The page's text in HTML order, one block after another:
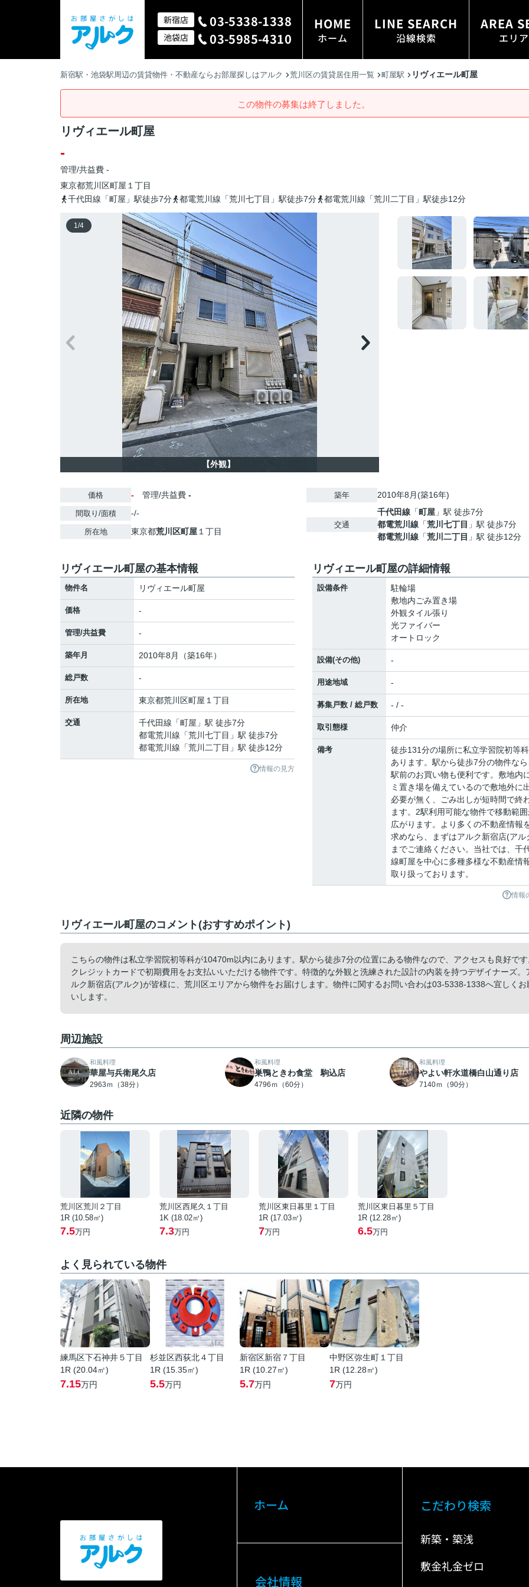
新宿店 03-5338-1338
池袋店 03-5985-4310
HOME
ホーム
LINE SEARCH
沿線検索
AREA
エリ
新宿駅・池袋駅周辺の賃貸物件・不動産ならお部屋探しはアルク 荒川区の賃貸居住用一覧 町屋駅 リヴィエール町屋
この物件の募集は終了しました。
リヴィエール町屋
-
管理/共益費 -
東京都荒川区町屋 １丁目
千代田線「町屋」駅徒歩7分
都電荒川線「荒川七丁目」駅徒歩7分 都電荒川線「荒川二丁目」駅徒歩12分
1/4
【外観】
価格 - 管理/共益費 -
間取り/面積 -/-
所在地 東京都荒川区町屋 １丁目
築年 2010年8月(築16年)
交通
千代田線 「町屋 」駅 徒歩7分
都電荒川線 「荒川七丁目 」駅 徒歩7分
都電荒川線 「荒川二丁目 」駅 徒歩12分
リヴィエール町屋の基本情報
物件名 リヴィエール町屋
価格 -
管理/共益費 -
築年月 2010年8月（築16年）
総戸数 -
所在地 東京都荒川区町屋 １丁目
交通 千代田線 「町屋 」駅 徒歩7分
都電荒川線 「荒川七丁目 」駅 徒歩7分
都電荒川線 「荒川二丁目 」駅 徒歩12分
情報の見方
リヴィエール町屋の詳細情報
設備条件
駐輪場
敷地内ごみ置き場
外観タイル張り
光ファイバー
オートロック
設備(その他) -
用途地域 -
募集戸数 / 総戸数 - / -
取引態様 仲介
備考
徒歩131分の場所に私立学習院初等
あります。駅から徒歩7分の物件なら
駅前のお買い物も便利です。敷地内
ミ置き場を備えているので敷地外に
必要が無く、ごみ出しが短時間で終
ます。2駅利用可能な物件で移動範
広がります。より多くの不動産情報
求めなら、まずはアルク新宿店(アル
までご連絡ください。当社では、千
線町屋を中心に多種多様な不動産情
取り扱っております。
情報
リヴィエール町屋のコメント(おすすめポイント)
こちらの物件は私立学習院初等科が10470m以内にあります。駅から徒歩7分の位置にある物件なので、アクセスも良好です
クレジットカードで初期費用をお支払いいただける物件です。特徴的な外観と洗練された設計の内装を持つデザイナーズ。
ルク新宿店(アルク)が皆様に、荒川区エリアから物件をお届けします。物件に関するお問い合わは03-5338-1338へ宜しくお
いします。
周辺施設
和風料理
華屋与兵衛尾久店
2963ｍ（38分）
和風料理
巣鴨ときわ食堂 駒込店
4796ｍ（60分）
和風料理
やよい軒水道橋白山通り店
7140ｍ（90分）
近隣の物件
荒川区荒川２丁目
1R (10.58㎡)
7.5万円
荒川区西尾久１丁目
1K (18.02㎡)
7.3万円
荒川区東日暮里１丁目
1R (17.03㎡)
7万円
荒川区東日暮里５丁目
1R (12.28㎡)
6.5万円
よく見られている物件
練馬区下石神井５丁目
1R (20.04㎡)
7.15万円
杉並区西荻北４丁目
1R (15.35㎡)
5.5万円
新宿区新宿７丁目
1R (10.27㎡)
5.7万円
中野区弥生町１丁目
1R (12.28㎡)
7万円
ホーム
会社情報
こだわり検索
新築・築浅
敷金礼金ゼロ